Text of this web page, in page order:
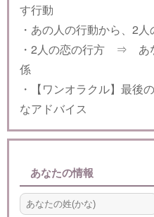
す行動
・あの人の行動から、2
・2人の恋の行方 ⇒ あ
係
・【ワンオラクル】最
なアドバイス
あなたの情報